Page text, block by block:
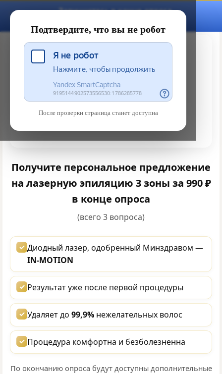
Подтвердите, что вы не робот
После проверки страница станет доступна
Запишитесь в конце опроса
Получите персональное предложение
на лазерную эпиляцию 3 зоны за 990 ₽
в конце опроса
(всего 3 вопроса)
✓ Диодный лазер, одобренный Минздравом —
IN-MOTION
✓ Результат уже после первой процедуры
✓ Удаляет до 99,9% нежелательных волос
✓ Процедура комфортна и безболезненна
По окончанию опроса будут доступны дополнительные